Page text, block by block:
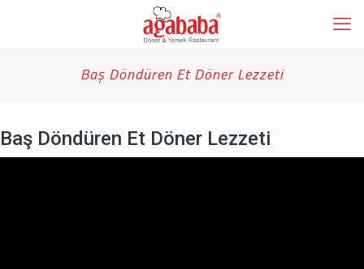
Baş Döndüren Et Döner Lezzeti
Baş Döndüren Et Döner Lezzeti